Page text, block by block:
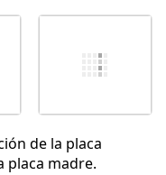
de la placa
placa madre.